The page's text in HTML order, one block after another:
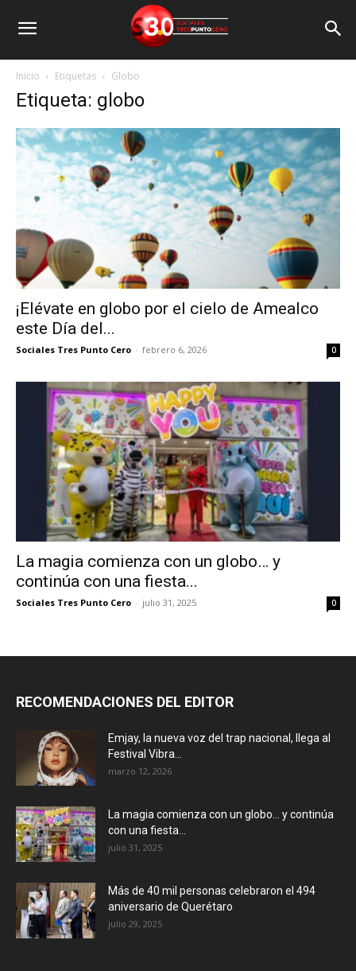
Inicio Etiquetas Globo
Etiqueta: globo
¡Elévate en globo por el cielo de Amealco
este Día del...
Sociales Tres Punto Cero - febrero 6, 2026 0
La magia comienza con un globo… y
continúa con una fiesta...
Sociales Tres Punto Cero - julio 31, 2025 0
RECOMENDACIONES DEL EDITOR
Emjay, la nueva voz del trap nacional, llega al
Festival Vibra...
marzo 12, 2026
La magia comienza con un globo… y continúa
con una fiesta...
julio 31, 2025
Más de 40 mil personas celebraron el 494
aniversario de Querétaro
julio 29, 2025